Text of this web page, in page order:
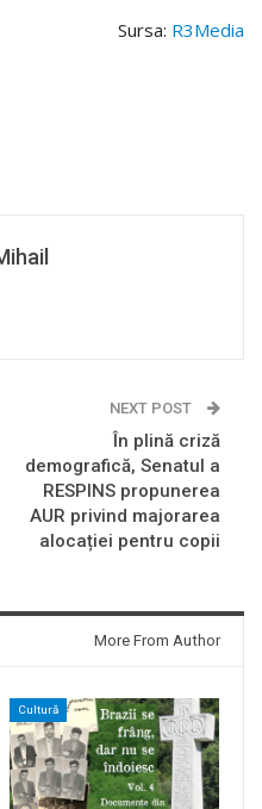
Sursa: R3Media
NEXT POST
În plină criză
demografică, Senatul a
RESPINS propunerea
AUR privind majorarea
alocației pentru copii
More From Author
Cultură